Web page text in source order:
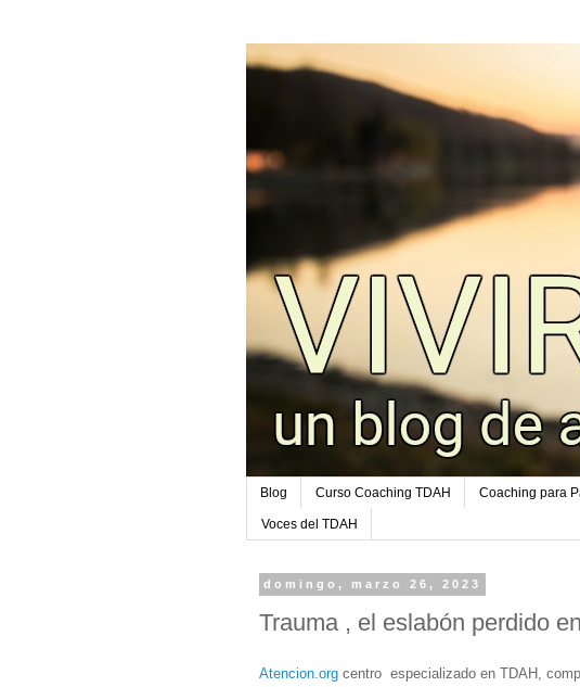
Blog Curso Coaching TDAH Coaching para
Voces del TDAH
domingo, marzo 26, 2023
Trauma , el eslabón perdido
Atencion.org centro  especializado en TDAH,